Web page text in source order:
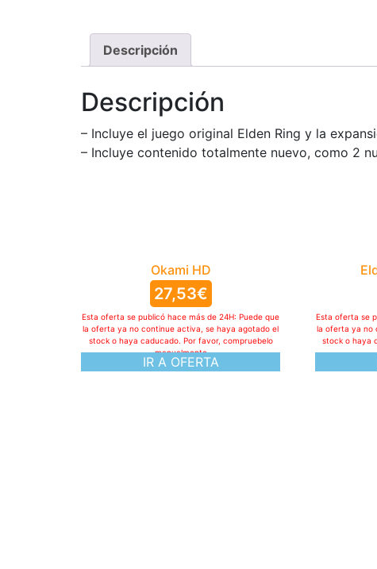
Descripción
Descripción
– Incluye el juego original Elden Ring y la
– Incluye contenido totalmente nuevo, como 2
Okami HD
27,53€
IR A OFERTA
Esta oferta se publicó hace más de 24H: Puede que
la oferta ya no continue activa, se haya agotado el
stock o haya caducado. Por favor, compruebelo
manualmente
Esta oferta se
la oferta ya no
stock o haya